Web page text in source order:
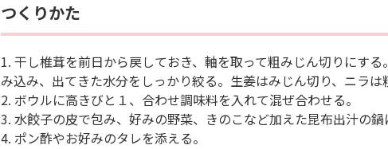
つくりかた
1. 干し椎茸を前日から戻しておき、軸を取って粗みじん切りにす
み込み、出てきた水分をしっかり絞る。生姜はみじん切り、ニラは
2. ボウルに高きびと１、合わせ調味料を入れて混ぜ合わせる。
3. 水餃子の皮で包み、好みの野菜、きのこなど加えた昆布出汁の鍋
4. ポン酢やお好みのタレを添える。